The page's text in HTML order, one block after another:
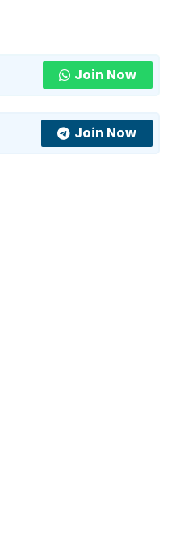
Join Now
Join Now